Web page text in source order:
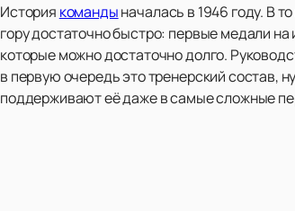
История командыначалась в 1946 году. В
гору достаточно быстро: первые медали на
которые можно достаточно долго.
в первую очередь это тренерский состав,
поддерживают её даже в самые сложные